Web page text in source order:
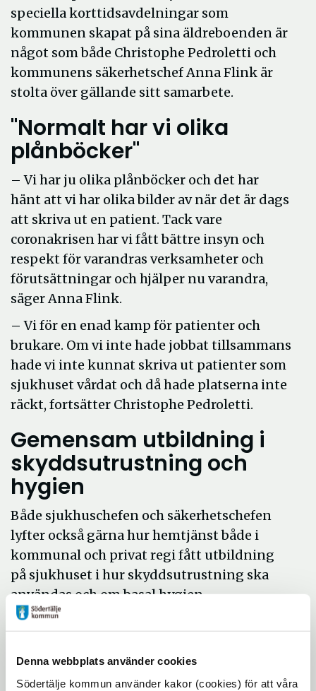
Denna webbplats använder cookies
Södertälje kommun använder kakor (cookies) för att våra
speciella korttidsavdelningar som
kommunen skapat på sina äldreboenden är
något som både Christophe Pedroletti och
kommunens säkerhetschef Anna Flink är
stolta över gällande sitt samarbete.
"Normalt har vi olika
plånböcker"
– Vi har ju olika plånböcker och det har
hänt att vi har olika bilder av när det är dags
att skriva ut en patient. Tack vare
coronakrisen har vi fått bättre insyn och
respekt för varandras verksamheter och
förutsättningar och hjälper nu varandra,
säger Anna Flink.
– Vi för en enad kamp för patienter och
brukare. Om vi inte hade jobbat tillsammans
hade vi inte kunnat skriva ut patienter som
sjukhuset vårdat och då hade platserna inte
räckt, fortsätter Christophe Pedroletti.
Gemensam utbildning i
skyddsutrustning och
hygien
Både sjukhuschefen och säkerhetschefen
lyfter också gärna hur hemtjänst både i
kommunal och privat regi fått utbildning
på sjukhuset i hur skyddsutrustning ska
användas och om basal hygien.
Till andra samarbetsresultat hör att Astra
igång produktion av alkogel. Det har
gynnat både sjukhus och kommunal